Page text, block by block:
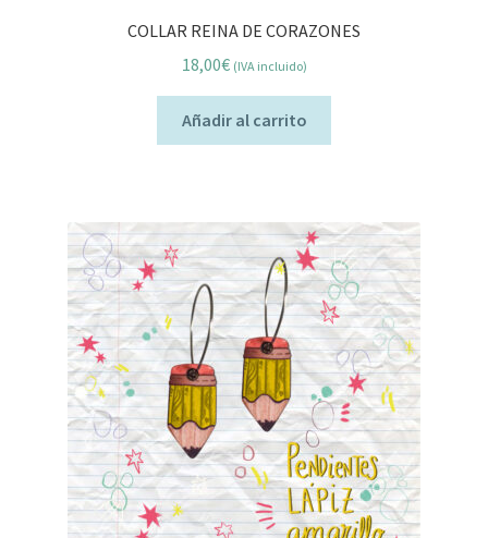
COLLAR REINA DE CORAZONES
18,00€ (IVA incluido)
Añadir al carrito